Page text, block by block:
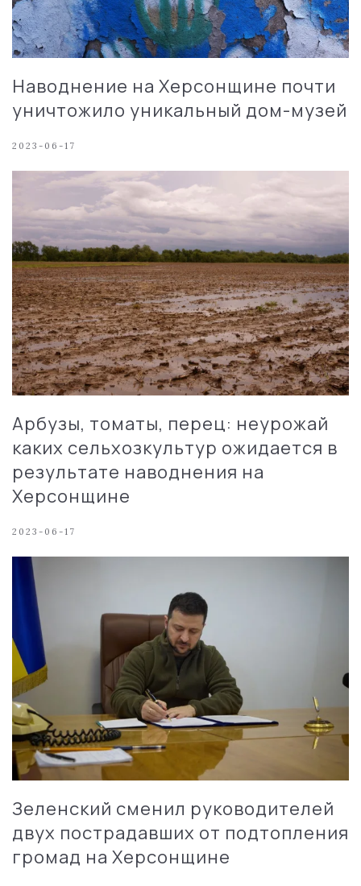
Наводнение на Херсонщине почти
уничтожило уникальный дом-музей
2023-06-17
Арбузы, томаты, перец: неурожай
каких сельхозкультур ожидается в
результате наводнения на
Херсонщине
2023-06-17
Зеленский сменил руководителей
двух пострадавших от подтопления
громад на Херсонщине